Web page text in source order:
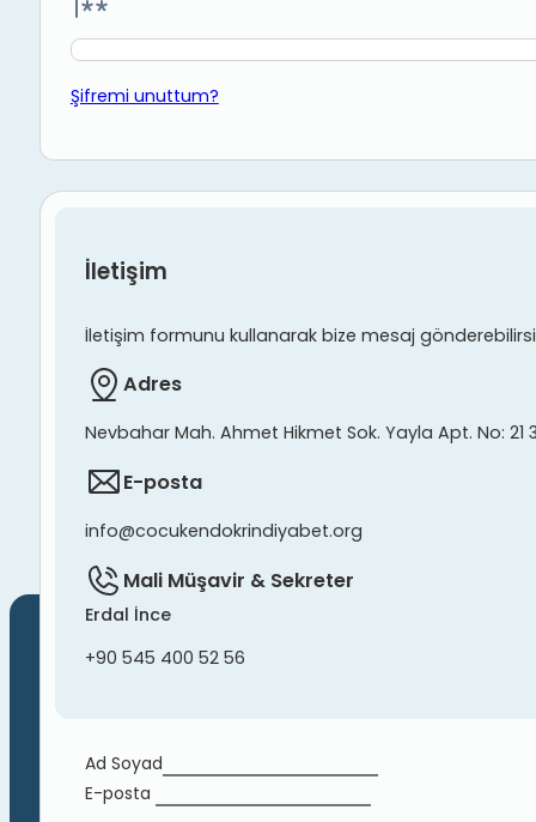
Şifremi unuttum?
İletişim
İletişim formunu kullanarak bize mesaj
Adres
Nevbahar Mah. Ahmet Hikmet Sok. Yayla Apt. No: 21
E-posta
info@cocukendokrindiyabet.org
Mali Müşavir & Sekreter
Erdal İnce
+90 545 400 52 56
Ad Soyad
E-posta